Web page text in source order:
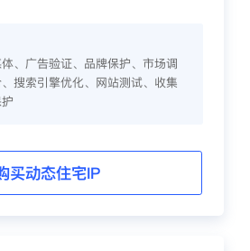
、广告验证、品牌保护、市场调
搜索引擎优化、网站测试、收集
买动态住宅IP